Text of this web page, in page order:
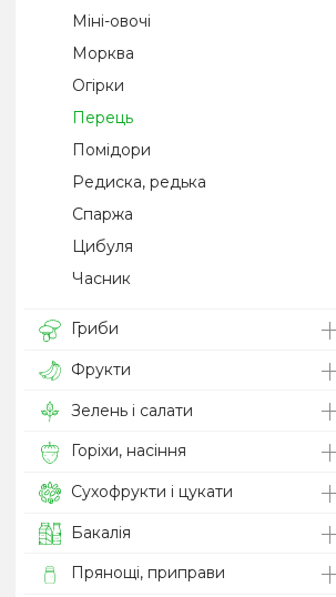
Міні-овочі
Морква
Огірки
Перець
Помідори
Редиска, редька
Спаржа
Цибуля
Часник
Гриби
Фрукти
Зелень і салати
Горіхи, насіння
Сухофрукти і цукати
Бакалія
Прянощі, приправи